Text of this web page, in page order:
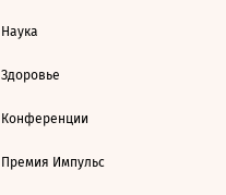
Наука
Здоровье
Конференции
Премия Импульс